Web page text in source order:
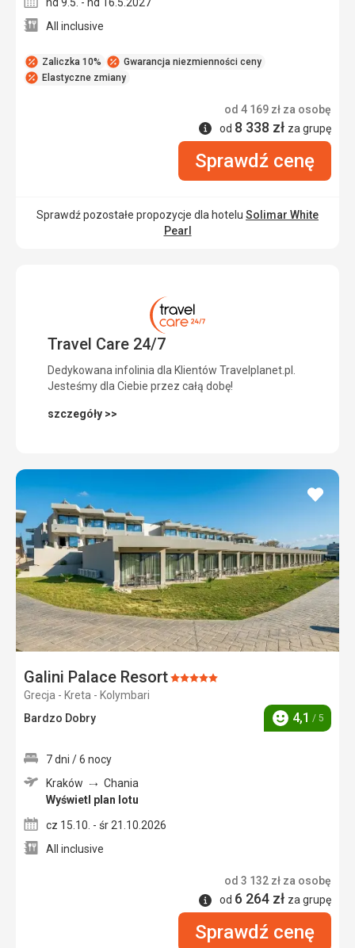
Zaliczka 10%
Gwarancja niezmienności ceny
Elastyczne zmiany
All inclusive
od 4 169 zł za osobę
Informacje
od 8 338 zł za grupę
Sprawdź cenę
Sprawdź pozostałe propozycje dla hotelu Solimar White
Pearl
Travel Care 24/7
Dedykowana infolinia dla Klientów Travelplanet.pl.
Jesteśmy dla Ciebie przez całą dobę!
szczegóły >>
Galini Palace ResortOcena:
Grecja - Kreta - Kolymbari
Bardzo Dobry
Ocena
4,1 / 5
dodaj
7 dni / 6 nocy
Kraków
Chania
Wyświetl plan lotu
cz 15.10. - śr 21.10.2026
All inclusive
od 3 132 zł za osobę
Informacje
od 6 264 zł za grupę
Sprawdź cenę